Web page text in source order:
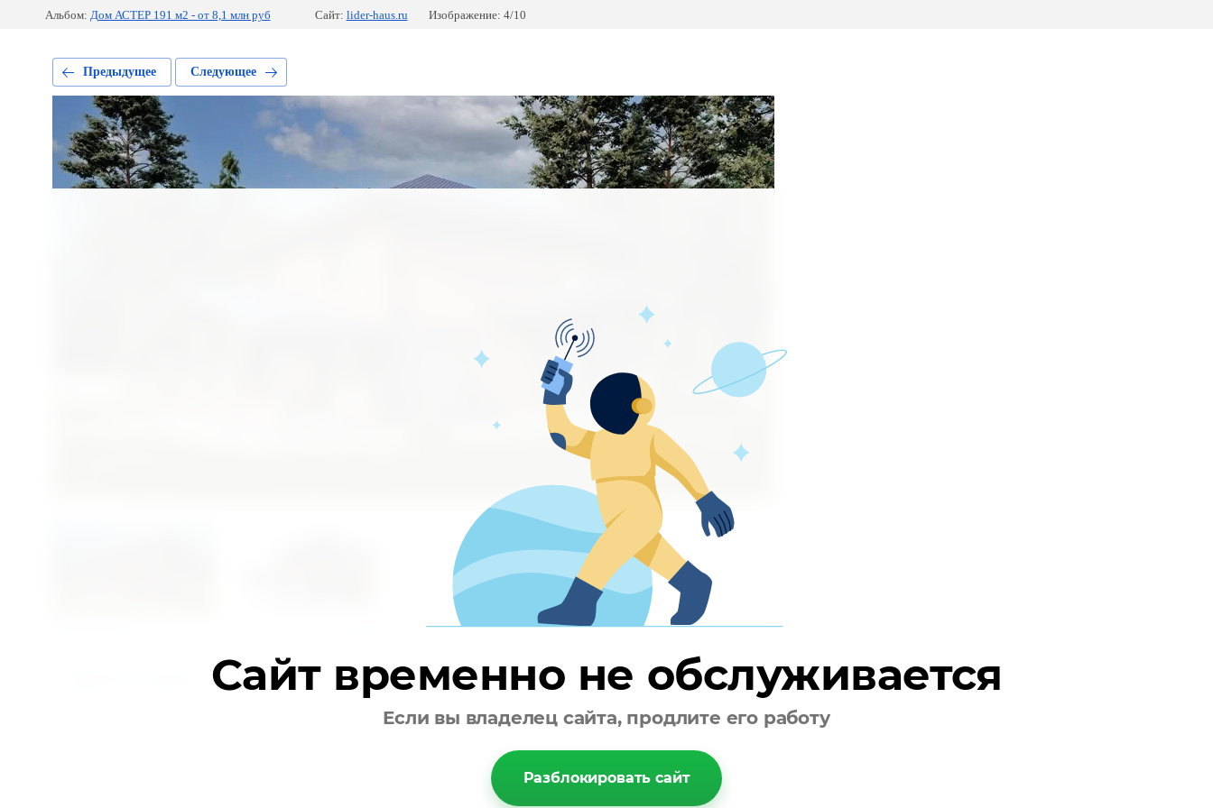
Альбом: Дом АСТЕР 191 м2 - от 8,1 млн руб Сайт: lider-haus.ru Изображение: 4/10
Предыдущее Следующее
Сайт временно не обслуживается
Если вы владелец сайта, продлите его работу
Разблокировать сайт